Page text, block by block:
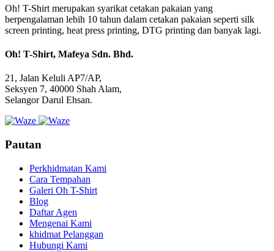
Oh! T-Shirt merupakan syarikat cetakan pakaian yang
berpengalaman lebih 10 tahun dalam cetakan pakaian seperti silk
screen printing, heat press printing, DTG printing dan banyak lagi.
Oh! T-Shirt, Mafeya Sdn. Bhd.
21, Jalan Keluli AP7/AP,
Seksyen 7, 40000 Shah Alam,
Selangor Darul Ehsan.
Pautan
Perkhidmatan Kami
Cara Tempahan
Galeri Oh T-Shirt
Blog
Daftar Agen
Mengenai Kami
khidmat Pelanggan
Hubungi Kami